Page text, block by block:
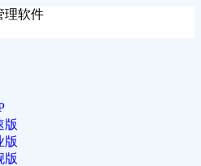
版
版
版